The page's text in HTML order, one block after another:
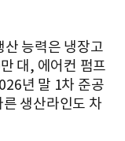
능력은 냉장고
대, 에어컨 펌프
년 말 1차 준공
생산라인도 차